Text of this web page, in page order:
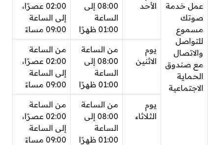
عمل خدمة
صوتك
مسموع
للتواصل
والاتصال
مع صندوق
الحماية
الاجتماعية
الأحد
08:00 إلى
الساعة
01:00 ظهرًا
02:00 عصرًا،
إلى الساعة
09:00 مساءً
يوم
الاثنين
من الساعة
08:00 إلى
الساعة
01:00 ظهرًا
من الساعة
02:00 عصرًا،
إلى الساعة
09:00 مساءً
يوم
الثلاثاء
من الساعة
08:00 إلى
الساعة
01:00 ظهرًا
من الساعة
02:00 عصرًا،
إلى الساعة
09:00 مساءً